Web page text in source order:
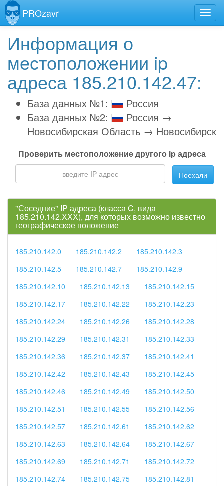
PROzavr
Информация о
местоположении ip
адреса 185.210.142.47:
База данных №1:
Россия
База данных №2:
Россия →
Новосибирская Область → Новосибирск
Проверить местоположение другого ip адреса
Поехали
"Соседние" IP адреса (класса C, вида
185.210.142.XXX), для которых возможно известно
географическое положение
185.210.142.0 185.210.142.2
185.210.142.3
185.210.142.5
185.210.142.7
185.210.142.9
185.210.142.10
185.210.142.13
185.210.142.15
185.210.142.17
185.210.142.22
185.210.142.23
185.210.142.24
185.210.142.26
185.210.142.28
185.210.142.29
185.210.142.31
185.210.142.33
185.210.142.36
185.210.142.37
185.210.142.41
185.210.142.42
185.210.142.43
185.210.142.45
185.210.142.46
185.210.142.49
185.210.142.50
185.210.142.51
185.210.142.55
185.210.142.56
185.210.142.57
185.210.142.61
185.210.142.62
185.210.142.63
185.210.142.64
185.210.142.67
185.210.142.69
185.210.142.71
185.210.142.72
185.210.142.74
185.210.142.75
185.210.142.81